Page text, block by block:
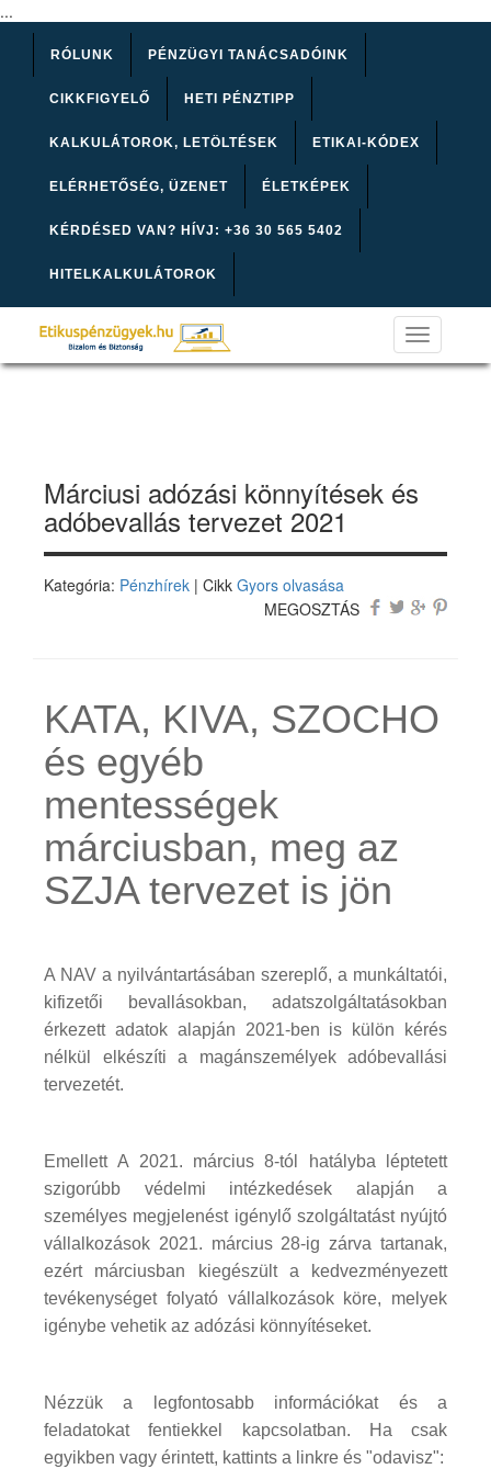
...
RÓLUNK PÉNZÜGYI TANÁCSADÓINK
CIKKFIGYELŐ HETI PÉNZTIPP
KALKULÁTOROK, LETÖLTÉSEK ETIKAI-KÓDEX
ELÉRHETŐSÉG, ÜZENET ÉLETKÉPEK
KÉRDÉSED VAN? HÍVJ: +36 30 565 5402
HITELKALKULÁTOROK
Toggle
navigation
Márciusi adózási könnyítések és
adóbevallás tervezet 2021
Kategória: Pénzhírek | Cikk Gyors olvasása
MEGOSZTÁS
KATA, KIVA, SZOCHO
és egyéb
mentességek
márciusban, meg az
SZJA tervezet is jön
A NAV a nyilvántartásában szereplő, a munkáltatói,
kifizetői bevallásokban, adatszolgáltatásokban
érkezett adatok alapján 2021-ben is külön kérés
nélkül elkészíti a magánszemélyek adóbevallási
tervezetét.
Emellett A 2021. március 8-tól hatályba léptetett
szigorúbb védelmi intézkedések alapján a
személyes megjelenést igénylő szolgáltatást nyújtó
vállalkozások 2021. március 28-ig zárva tartanak,
ezért márciusban kiegészült a kedvezményezett
tevékenységet folyató vállalkozások köre, melyek
igénybe vehetik az adózási könnyítéseket.
Nézzük a legfontosabb információkat és a
feladatokat fentiekkel kapcsolatban. Ha csak
egyikben vagy érintett, kattints a linkre és "odavisz":